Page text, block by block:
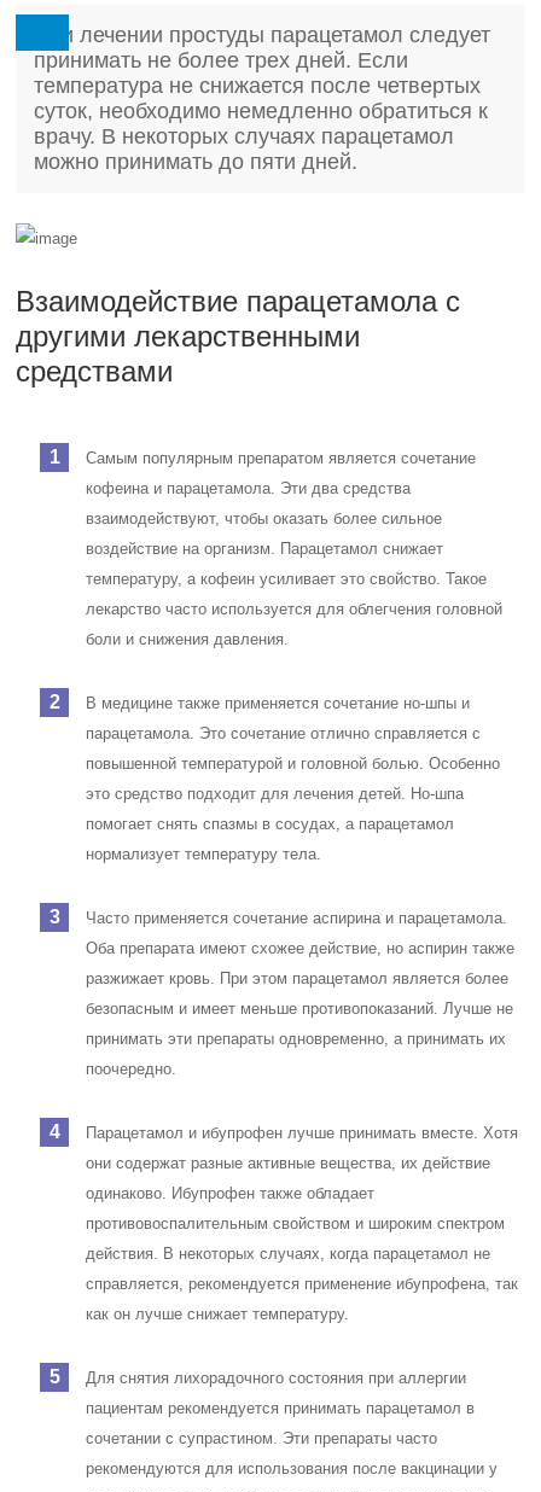
При лечении простуды парацетамол следует
принимать не более трех дней. Если
температура не снижается после четвертых
суток, необходимо немедленно обратиться к
врачу. В некоторых случаях парацетамол
можно принимать до пяти дней.
Взаимодействие парацетамола с
другими лекарственными
средствами
Самым популярным препаратом является сочетание
кофеина и парацетамола. Эти два средства
взаимодействуют, чтобы оказать более сильное
воздействие на организм. Парацетамол снижает
температуру, а кофеин усиливает это свойство. Такое
лекарство часто используется для облегчения головной
боли и снижения давления.
В медицине также применяется сочетание но-шпы и
парацетамола. Это сочетание отлично справляется с
повышенной температурой и головной болью. Особенно
это средство подходит для лечения детей. Но-шпа
помогает снять спазмы в сосудах, а парацетамол
нормализует температуру тела.
Часто применяется сочетание аспирина и парацетамола.
Оба препарата имеют схожее действие, но аспирин также
разжижает кровь. При этом парацетамол является более
безопасным и имеет меньше противопоказаний. Лучше не
принимать эти препараты одновременно, а принимать их
поочередно.
Парацетамол и ибупрофен лучше принимать вместе. Хотя
они содержат разные активные вещества, их действие
одинаково. Ибупрофен также обладает
противовоспалительным свойством и широким спектром
действия. В некоторых случаях, когда парацетамол не
справляется, рекомендуется применение ибупрофена, так
как он лучше снижает температуру.
Для снятия лихорадочного состояния при аллергии
пациентам рекомендуется принимать парацетамол в
сочетании с супрастином. Эти препараты часто
рекомендуются для использования после вакцинации у